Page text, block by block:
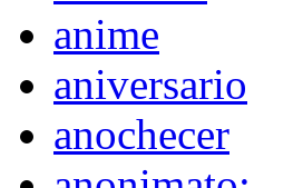
anime
aniversario
anochecer